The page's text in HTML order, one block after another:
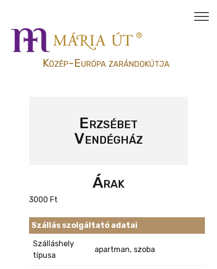
Közép-Európa zarándokútja
Erzsébet
Vendégház
Árak
3000 Ft
Szállás szolgáltató adatai
Szálláshely
típusa
apartman, szoba